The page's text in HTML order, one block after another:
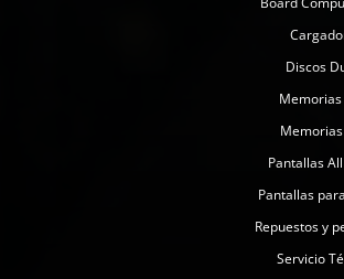
Discos
Memorias
Memorias
Pantallas
Pantallas
Repuestos y
Servicio